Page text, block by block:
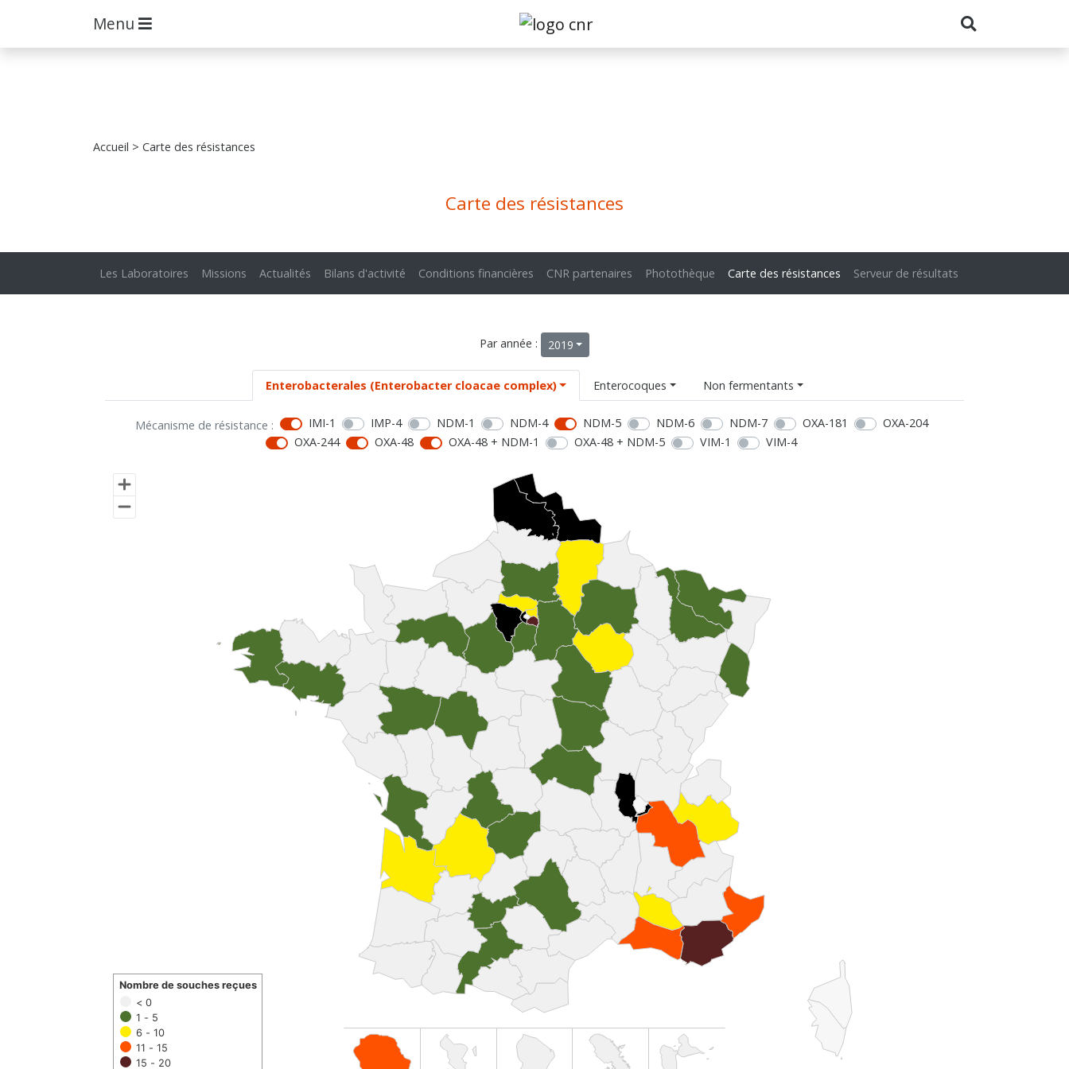
Menu
Accueil > Carte des résistances
Carte des résistances
Les Laboratoires Missions Actualités Bilans d'activité Conditions financières CNR partenaires Photothèque Carte des résistances Serveur de résultats
Par année : 2019
Enterobacterales (Enterobacter cloacae complex) Enterocoques Non fermentants
Mécanisme de résistance : IMI-1 IMP-4 NDM-1 NDM-4 NDM-5 NDM-6 NDM-7 OXA-181
OXA-204
OXA-244
OXA-48 OXA-48 + NDM-1 OXA-48 + NDM-5 VIM-1 VIM-4
< 0
1 - 5
6 - 10
11 - 15
15 - 20
Nombre de souches reçues